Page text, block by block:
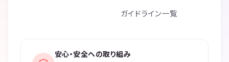
ガイドライン一覧
安心・安全への取り組み